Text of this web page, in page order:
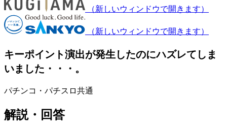
（新しいウィンドウで開きます）
（新しいウィンドウで開きます）
キーポイント演出が発生したのにハズレてしま
いました・・・。
パチンコ・パチスロ共通
解説・回答